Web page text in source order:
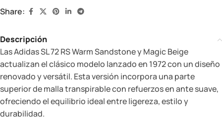
Share:
Descripción
Las Adidas SL 72 RS Warm Sandstone y Magic Beige
actualizan el clásico modelo lanzado en 1972 con un diseño
renovado y versátil. Esta versión incorpora una parte
superior de malla transpirable con refuerzos en ante suave,
ofreciendo el equilibrio ideal entre ligereza, estilo y
durabilidad.